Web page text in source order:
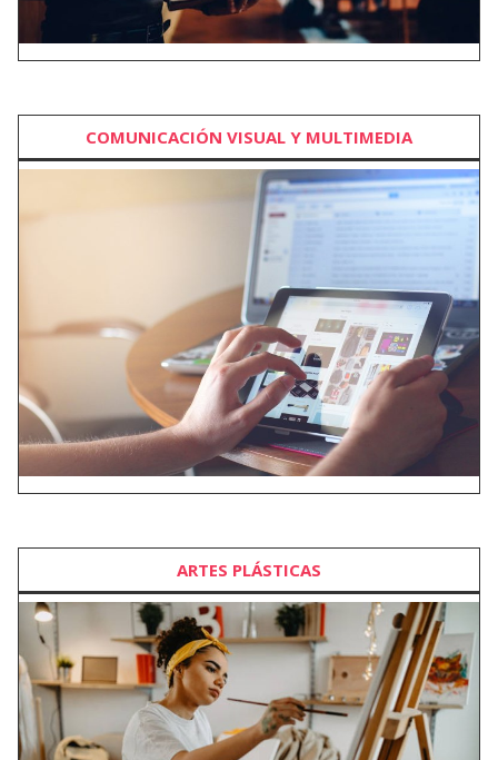
COMUNICACIÓN VISUAL Y MULTIMEDIA
ARTES PLÁSTICAS